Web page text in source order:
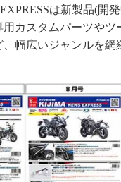
は新製品(開
カスタムパーツやツ
、幅広いジャンルを網